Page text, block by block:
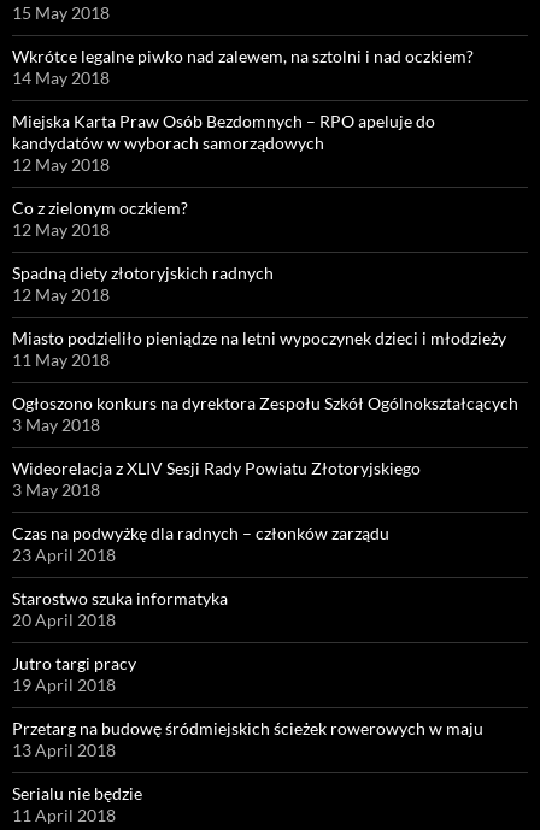
15 May 2018
Wkrótce legalne piwko nad zalewem, na sztolni i nad oczkiem?
14 May 2018
Miejska Karta Praw Osób Bezdomnych – RPO apeluje do
kandydatów w wyborach samorządowych
12 May 2018
Co z zielonym oczkiem?
12 May 2018
Spadną diety złotoryjskich radnych
12 May 2018
Miasto podzieliło pieniądze na letni wypoczynek dzieci i młodzieży
11 May 2018
Ogłoszono konkurs na dyrektora Zespołu Szkół Ogólnokształcących
3 May 2018
Wideorelacja z XLIV Sesji Rady Powiatu Złotoryjskiego
3 May 2018
Czas na podwyżkę dla radnych – członków zarządu
23 April 2018
Starostwo szuka informatyka
20 April 2018
Jutro targi pracy
19 April 2018
Przetarg na budowę śródmiejskich ścieżek rowerowych w maju
13 April 2018
Serialu nie będzie
11 April 2018